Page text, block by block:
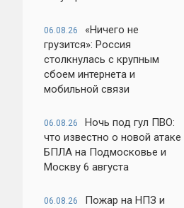
06.08.26
«Ничего не
грузится»: Россия
столкнулась с крупным
сбоем интернета и
мобильной связи
06.08.26
Ночь под гул ПВО:
что известно о новой атаке
БПЛА на Подмосковье и
Москву 6 августа
06.08.26
Пожар на НПЗ и